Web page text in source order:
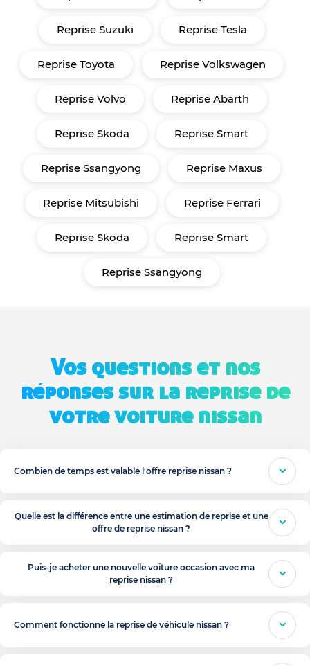
Reprise Suzuki Reprise Tesla
Reprise Toyota Reprise Volkswagen
Reprise Volvo Reprise Abarth
Reprise Skoda Reprise Smart
Reprise Ssangyong Reprise Maxus
Reprise Mitsubishi Reprise Ferrari
Reprise Skoda Reprise Smart
Reprise Ssangyong
Vos questions et nos
réponses sur la reprise de
votre voiture nissan
Combien de temps est valable l'offre reprise nissan ?
Quelle est la différence entre une estimation de reprise et une
offre de reprise nissan ?
Puis-je acheter une nouvelle voiture occasion avec ma
reprise nissan ?
Comment fonctionne la reprise de véhicule nissan ?